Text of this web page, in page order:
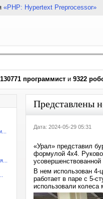
«PHP: Hypertext Preprocessor»
130771 программист и 9322
Представлены
Дата: 2024-05-29 05:31
«Урал» представил
формулой 4х4.
В нем использован
работает в паре с 5-
использовали колеса